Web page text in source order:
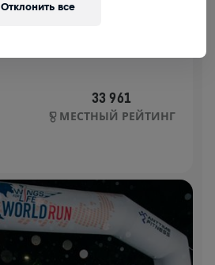
33 961
МЕСТНЫЙ РЕЙТИНГ
Отклонить все